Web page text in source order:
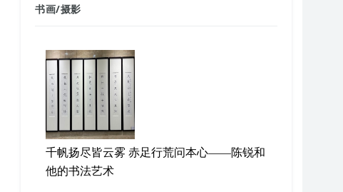
书画/摄影
千帆扬尽皆云雾 赤足行荒问本心——陈锐和
他的书法艺术